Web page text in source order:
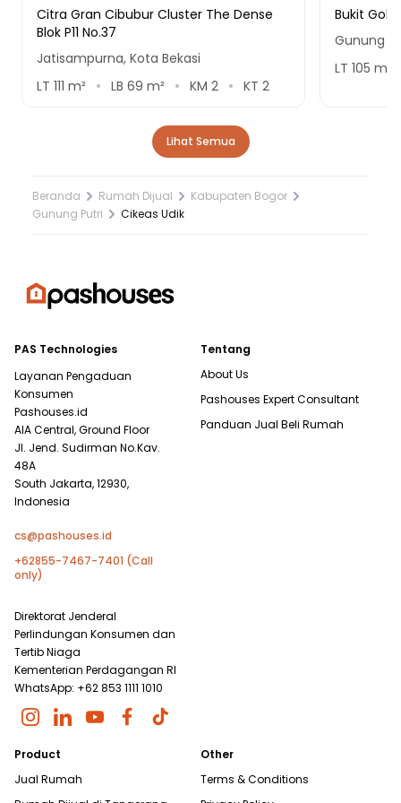
Citra Gran Cibubur Cluster The Dense
Blok P11 No.37
Jatisampurna, Kota Bekasi
LT 111 m² LB 69 m² KM 2 KT 2
Bukit Golf
Gunung
LT 105 m²
Lihat Semua
Beranda Rumah Dijual
Kabupaten Bogor
Gunung Putri
Cikeas Udik
PAS Technologies
Layanan Pengaduan
Konsumen
Pashouses.id
AIA Central, Ground Floor
Jl. Jend. Sudirman No.Kav.
48A
South Jakarta, 12930,
Indonesia
cs@pashouses.id
+62855-7467-7401 (Call
only)
Direktorat Jenderal
Perlindungan Konsumen dan
Tertib Niaga
Kementerian Perdagangan RI
WhatsApp: +62 853 1111 1010
Tentang
About Us
Pashouses Expert Consultant
Panduan Jual Beli Rumah
Product
Jual Rumah
Other
Terms & Conditions